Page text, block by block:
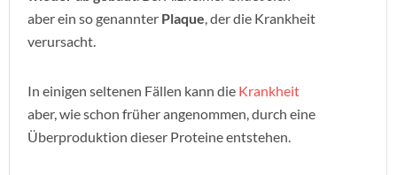
aber ein so genannter Plaque, der die Krankheit
verursacht.
In einigen seltenen Fällen kann die Krankheit
aber, wie schon früher angenommen, durch eine
Überproduktion dieser Proteine entstehen.